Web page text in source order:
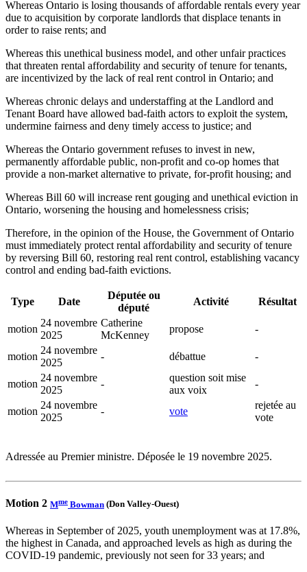
Whereas Ontario is losing thousands of affordable rentals every year
due to acquisition by corporate landlords that displace tenants in
order to raise rents; and
Whereas this unethical business model, and other unfair practices
that threaten rental affordability and security of tenure for tenants,
are incentivized by the lack of real rent control in Ontario; and
Whereas chronic delays and understaffing at the Landlord and
Tenant Board have allowed bad-faith actors to exploit the system,
undermine fairness and deny timely access to justice; and
Whereas the Ontario government refuses to invest in new,
permanently affordable public, non-profit and co-op homes that
provide a non-market alternative to private, for-profit housing; and
Whereas Bill 60 will increase rent gouging and unethical eviction in
Ontario, worsening the housing and homelessness crisis;
Therefore, in the opinion of the House, the Government of Ontario
must immediately protect rental affordability and security of tenure
by reversing Bill 60, restoring real rent control, establishing vacancy
control and ending bad-faith evictions.
Type Date
Députée ou
député
Activité Résultat
motion
24 novembre
2025
Catherine
McKenney
propose -
motion
24 novembre
2025
- débattue -
motion
24 novembre
2025
-
question soit mise
aux voix
-
motion
24 novembre
2025
- vote
rejetée au
vote
Adressée au Premier ministre. Déposée le 19 novembre 2025.
Motion 2 Mme Bowman (Don Valley-Ouest)
Whereas in September of 2025, youth unemployment was at 17.8%,
the highest in Canada, and approached levels as high as during the
COVID-19 pandemic, previously not seen for 33 years; and